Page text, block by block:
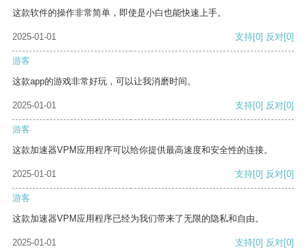
这款软件的操作非常简单，即使是小白也能快速上手。
2025-01-01 支持[0] 反对[0]
游客
这款app的游戏非常好玩，可以让我消磨时间。
2025-01-01 支持[0] 反对[0]
游客
这款加速器VPM应用程序可以给你提供最高速度和安全性的连接。
2025-01-01 支持[0] 反对[0]
游客
这款加速器VPM应用程序已经为我们带来了无限的隐私和自由。
2025-01-01 支持[0] 反对[0]